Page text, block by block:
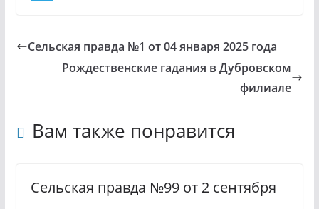
s
i
r
Сельская правда №1 от 04 января 2025 года
Рождественские гадания в Дубровском
филиале
Вам также понравится
Сельская правда №99 от 2 сентября